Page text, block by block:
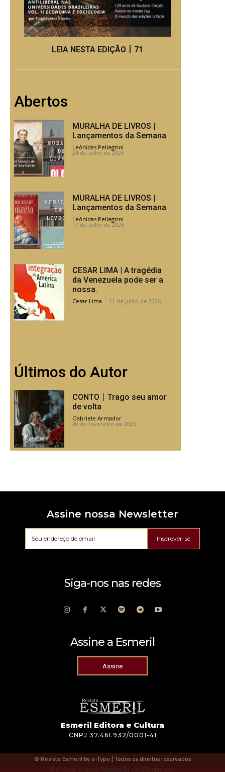
LEIA NESTA EDIÇÃO丨71
Abertos
MURALHA DE LIVROS |
Lançamentos da Semana
Leônidas Pellegrini -
24 de julho de 2026
MURALHA DE LIVROS |
Lançamentos da Semana
Leônidas Pellegrini -
17 de julho de 2026
CESAR LIMA | A tragédia
da Venezuela pode ser a
nossa.
Cesar Lima - 11 de julho de 2026
Últimos do Autor
CONTO丨Trago seu amor
de volta
Gabriele Armador -
20 de fevereiro de 2025
Assine nossa Newsletter
Inscrever-se
Siga-nos nas redes
Assine a Esmeril
Assine
Esmeril Editora e Cultura
CNPJ 37.461.932/0001-41
© Revista Esmeril by e-Type | Todos os direitos reservados
PHP Code Snippets Powered By : XYZScripts.com